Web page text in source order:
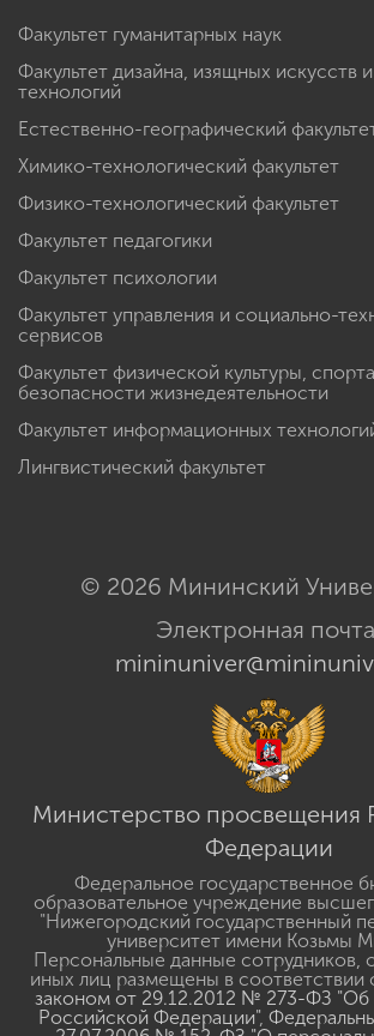
Факультет гуманитарных наук
Факультет дизайна, изящных искусств
технологий
Естественно-географический
Химико-технологический факультет
Физико-технологический факультет
Факультет педагогики
Факультет психологии
Факультет управления и социально-
сервисов
Факультет физической культуры,
безопасности жизнедеятельности
Факультет информационных
Лингвистический факультет
© 2026 Мининский
Электронная
Министерство просвещения
Федерации
Федеральное государственное
образовательное учреждение
"Нижегородский государственный
университет имени Козьмы
Персональные данные сотрудников,
иных лиц размещены в соответствии
законом от 29.12.2012 № 273-ФЗ "Об
Российской Федерации",